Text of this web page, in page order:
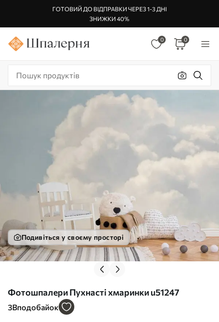
ГОТОВИЙ ДО ВІДПРАВКИ ЧЕРЕЗ 1-3 ДНІ
ЗНИЖКИ 40%
0 0
Подивіться у своєму просторі
Фотошпалери Пухнасті хмаринки u51247
3Вподобайок